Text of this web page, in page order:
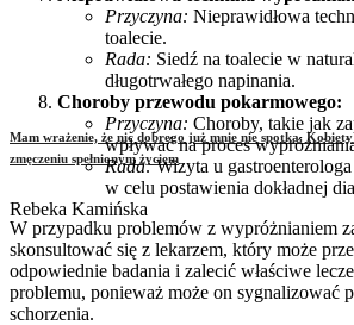
Mam wrażenie, że nic dobrego już mnie nie spotka.
zmęczeniu spełnionym życiem
Rebeka Kamińska
Przyczyna: Nieprawidłowa
toalecie.
Rada: Siedź na toalecie w
długotrwałego napinania.
Choroby przewodu pokarmowego:
Przyczyna: Choroby, takie jak
wpływać na proces
Rada:Wizyta u
w celu postawienia dokładnej
W przypadku problemów z wypróżnianiem
skonsultować się z lekarzem, który może
odpowiednie badania i zalecić właściwe
problemu, ponieważ może on sygnalizować
schorzenia.